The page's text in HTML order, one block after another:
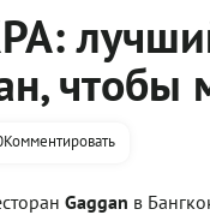
чтобы
Комментировать
Gaggan в